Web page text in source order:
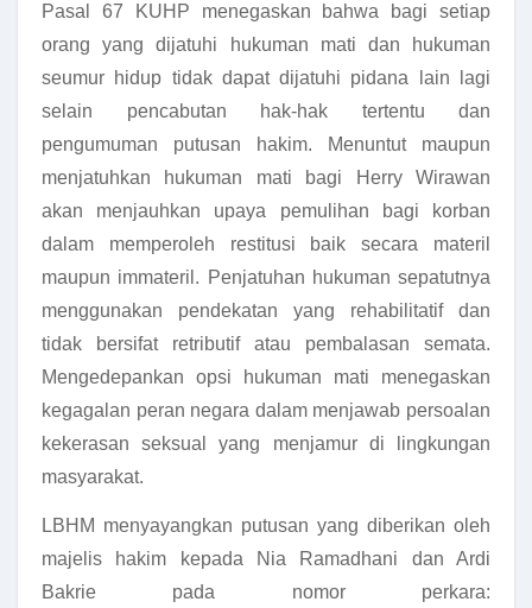
Pasal 67 KUHP menegaskan bahwa bagi setiap
orang yang dijatuhi hukuman mati dan hukuman
seumur hidup tidak dapat dijatuhi pidana lain lagi
selain pencabutan hak-hak tertentu dan
pengumuman putusan hakim. Menuntut maupun
menjatuhkan hukuman mati bagi Herry Wirawan
akan menjauhkan upaya pemulihan bagi korban
dalam memperoleh restitusi baik secara materil
maupun immateril. Penjatuhan hukuman sepatutnya
menggunakan pendekatan yang rehabilitatif dan
tidak bersifat retributif atau pembalasan semata.
Mengedepankan opsi hukuman mati menegaskan
kegagalan peran negara dalam menjawab persoalan
kekerasan seksual yang menjamur di lingkungan
masyarakat.
LBHM menyayangkan putusan yang diberikan oleh
majelis hakim kepada Nia Ramadhani dan Ardi
Bakrie pada nomor perkara: